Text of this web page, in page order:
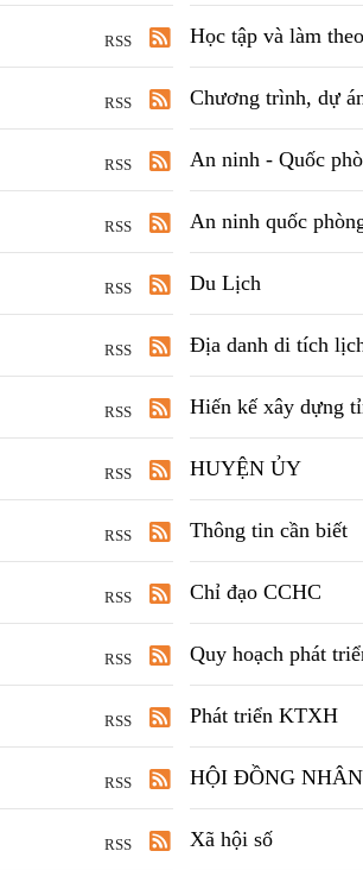
RSS Học tập và làm
RSS Chương trình, dự
RSS An ninh - Quốc
RSS An ninh quốc
RSS Du Lịch
RSS Địa danh di tích
RSS Hiến kế xây dựng
RSS HUYỆN ỦY
RSS Thông tin cần biết
RSS Chỉ đạo CCHC
RSS Quy hoạch phát
RSS Phát triển KTXH
RSS HỘI ĐỒNG
RSS Xã hội số